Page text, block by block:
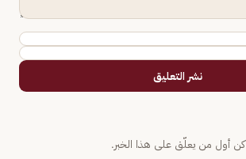
نشر التعليق
كن أول من يعلّق على هذا الخبر.